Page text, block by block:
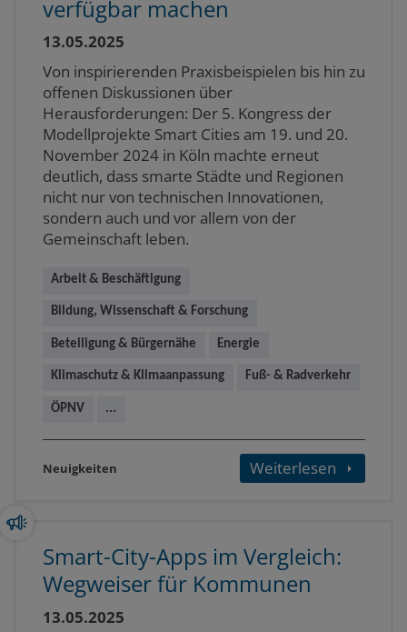
verfügbar machen
13.05.2025
Von inspirierenden Praxisbeispielen bis hin zu
offenen Diskussionen über
Herausforderungen: Der 5. Kongress der
Modellprojekte Smart Cities am 19. und 20.
November 2024 in Köln machte erneut
deutlich, dass smarte Städte und Regionen
nicht nur von technischen Innovationen,
sondern auch und vor allem von der
Gemeinschaft leben.
Arbeit & Beschäftigung
Bildung, Wissenschaft & Forschung
Beteiligung & Bürgernähe Energie
Klimaschutz & Klimaanpassung Fuß- & Radverkehr
ÖPNV ...
Neuigkeiten Weiterlesen
Smart-City-Apps im Vergleich:
Wegweiser für Kommunen
13.05.2025